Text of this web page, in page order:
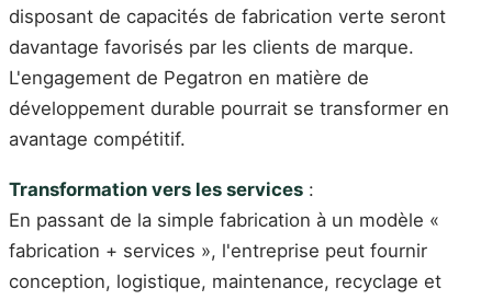
disposant de capacités de fabrication verte seront
davantage favorisés par les clients de marque.
L'engagement de Pegatron en matière de
développement durable pourrait se transformer en
avantage compétitif.
Transformation vers les services :
En passant de la simple fabrication à un modèle «
fabrication + services », l'entreprise peut fournir
conception, logistique, maintenance, recyclage et